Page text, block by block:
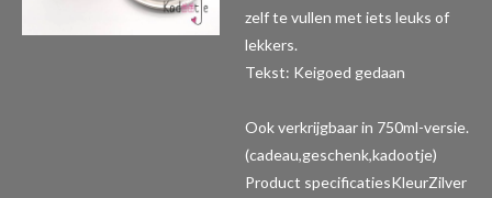
zelf te vullen met iets leuks of
lekkers.
Tekst: Keigoed gedaan
Ook verkrijgbaar in 750ml-versie.
(cadeau,geschenk,kadootje)
Product specificatiesKleurZilver